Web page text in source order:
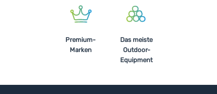
Premium-
Marken
Das meiste
Outdoor-
Equipment